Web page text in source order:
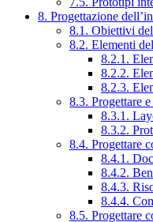
8. Progettazione
8.1. Obiettivi
8.2. Elementi
8.2.1.
8.2.2.
8.2.3.
8.3. Progettare
8.3.1.
8.3.2.
8.4. Progettare
8.4.1.
8.4.2.
8.4.3.
8.4.4.
8.5. Progettare